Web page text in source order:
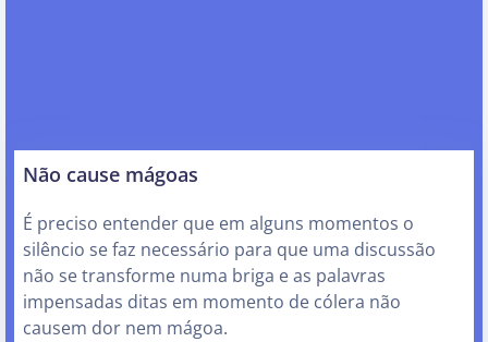
Não cause mágoas
É preciso entender que em alguns momentos o
silêncio se faz necessário para que uma discussão
não se transforme numa briga e as palavras
impensadas ditas em momento de cólera não
causem dor nem mágoa.